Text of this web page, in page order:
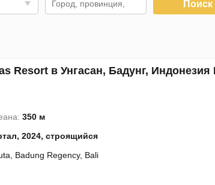
Поиск
Resort в Унгасан, Бадунг,
350 м
2024, строящийся
Badung Regency, Bali